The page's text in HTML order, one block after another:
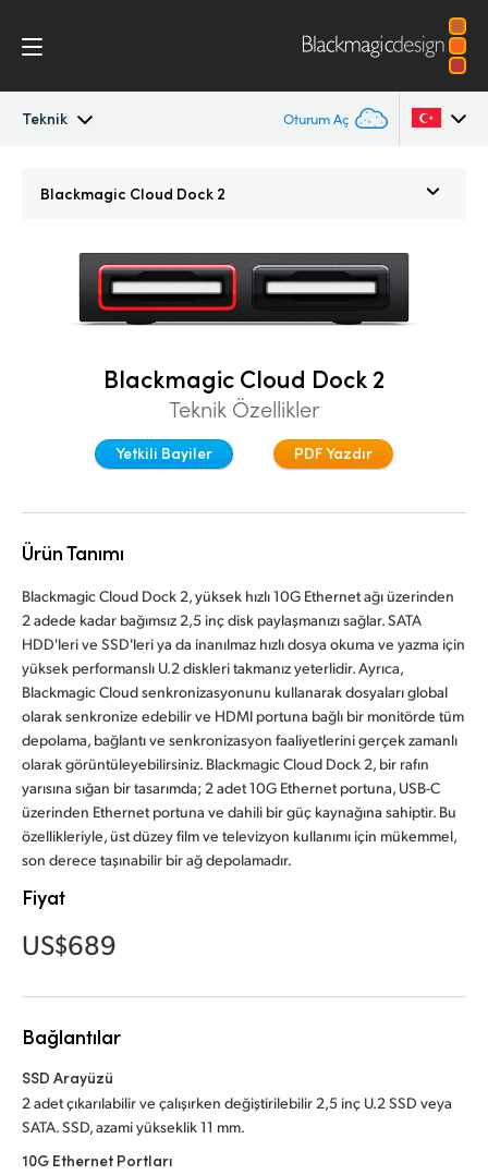
Teknik Oturum Aç
DaVinci Resolve Replay
Austria
Brazil
Canada
Denmark
Finland
France
Germany
Hong Kong SAR, China
India
Italy
Japan
Korea
Norway
Poland
Portugal
Blackmagic Cloud Dock 2
Blackmagic Cloud Dock 2
Teknik Özellikler
Yetkili Bayiler PDF Yazdır
Ürün Tanımı
Blackmagic Cloud Dock 2, yüksek hızlı 10G Ethernet ağı üzerinden
2 adede kadar bağımsız 2,5 inç disk paylaşmanızı sağlar. SATA
HDD'leri ve SSD'leri ya da inanılmaz hızlı dosya okuma ve yazma için
yüksek performanslı U.2 diskleri takmanız yeterlidir. Ayrıca,
Blackmagic Cloud senkronizasyonunu kullanarak dosyaları global
olarak senkronize edebilir ve HDMI portuna bağlı bir monitörde tüm
depolama, bağlantı ve senkronizasyon faaliyetlerini gerçek zamanlı
olarak görüntüleyebilirsiniz. Blackmagic Cloud Dock 2, bir rafın
yarısına sığan bir tasarımda; 2 adet 10G Ethernet portuna, USB-C
üzerinden Ethernet portuna ve dahili bir güç kaynağına sahiptir. Bu
özellikleriyle, üst düzey film ve televizyon kullanımı için mükemmel,
son derece taşınabilir bir ağ depolamadır.
Fiyat
US$689
Bağlantılar
SSD Arayüzü
2 adet çıkarılabilir ve çalışırken değiştirilebilir 2,5 inç U.2 SSD veya
SATA. SSD, azami yükseklik 11 mm.
10G Ethernet Portları